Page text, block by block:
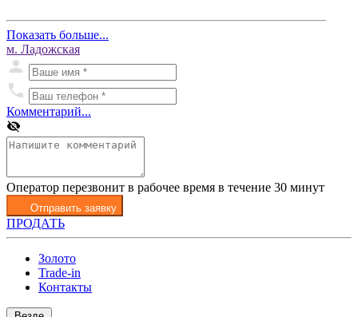
Показать больше...
м. Ладожская
Комментарий...
Оператор перезвонит в рабочее время в течение 30 минут
Отправить заявку
ПРОДАТЬ
Золото
Trade-in
Контакты